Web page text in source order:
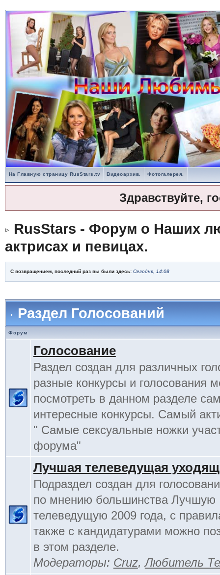
На Главную страницу RusStars.tv Видеоархив. Фотогалерея.
Здравствуйте,
RusStars - Форум о Наших
актрисах и певицах.
С возвращением, последний раз вы были здесь: Сегодня, 14:08
Раздел Голосований
Форум
Голосование
Раздел создан для различных
разные конкурсы и голосования
посмотреть в данном разделе
интересные конкурсы. Самый
" Самые сексуальные ножки
форума"
Лучшая телеведущая
Подраздел создан для
по мнению большинства Лучшую
телеведущую 2009 года, с
также с кандидатурами можно
в этом разделе.
Модераторы: Cruz,Любитель